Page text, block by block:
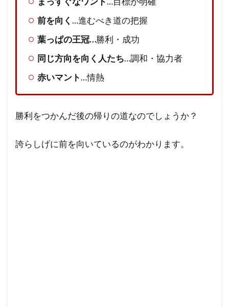
前を向く…進むべき道の把握
葉っぱの王冠…勝利・成功
同じ方向を向く人たち…調和・協力者
赤いマント…情熱
勝利をつかんだ後の帰りの道なのでしょうか？
誇らしげに前を向いているのがわかります。